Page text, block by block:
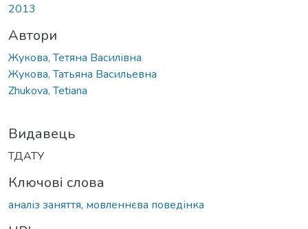
2013
Автори
Жукова, Тетяна Василівна
Жукова, Татьяна Васильевна
Zhukova, Tetiana
Видавець
ТДАТУ
Ключові слова
аналіз заняття, мовленнєва поведінка